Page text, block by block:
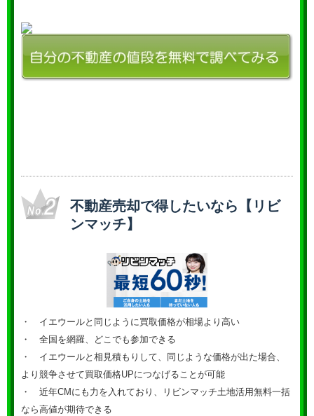
不動産売却で得したいなら【リビ
ンマッチ】
・ イエウールと同じように買取価格が相場より高い
・ 全国を網羅、どこでも参加できる
・ イエウールと相見積もりして、同じような価格が出た場合、
より競争させて買取価格UPにつなげることが可能
・ 近年CMにも力を入れており、リビンマッチ土地活用無料一括
なら高値が期待できる